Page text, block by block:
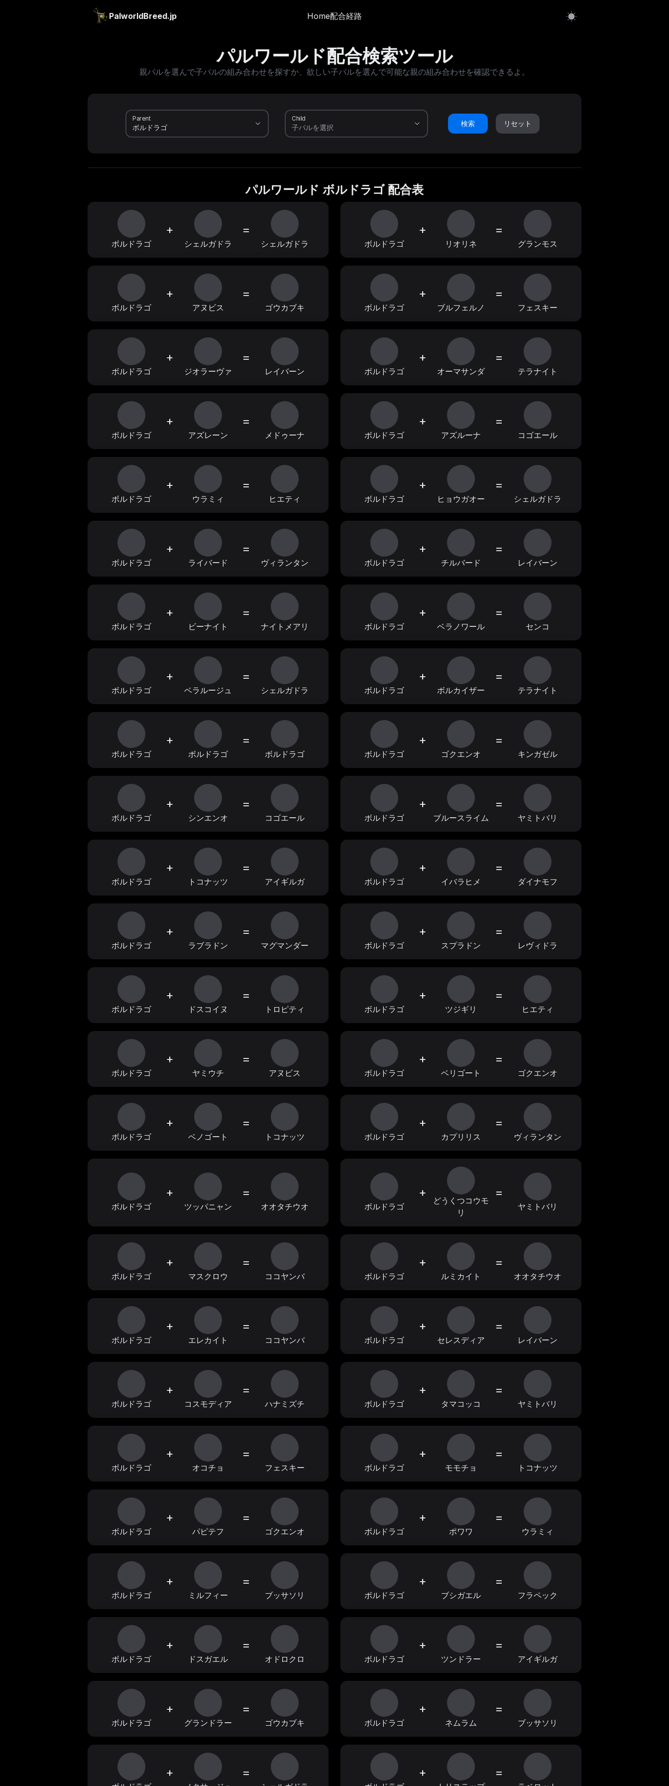
PalworldBreed.jp Home配合経路
パルワールド配合検索ツール
親パルを選んで子パルの組み合わせを探すか、欲しい子パルを選んで可能な親の組み合わせを確認できるよ。
Parent Child
検索 リセット
パルワールド ボルドラゴ 配合表
ボルドラゴ
+
シェルガドラ
=
シェルガドラ ボルドラゴ
+
リオリネ
=
グランモス
ボルドラゴ
+
アヌビス
=
ゴウカブキ ボルドラゴ
+
ブルフェルノ
=
フェスキー
ボルドラゴ
+
ジオラーヴァ
=
レイバーン ボルドラゴ
+
オーマサンダ
=
テラナイト
ボルドラゴ
+
アズレーン
=
メドゥーナ ボルドラゴ
+
アズルーナ
=
コゴエール
ボルドラゴ
+
ウラミィ
=
ヒエティ ボルドラゴ
+
ヒョウガオー
=
シェルガドラ
ボルドラゴ
+
ライバード
=
ヴィランタン ボルドラゴ
+
チルバード
=
レイバーン
ボルドラゴ
+
ビーナイト
=
ナイトメアリ ボルドラゴ
+
ベラノワール
=
センコ
ボルドラゴ
+
ベラルージュ
=
シェルガドラ ボルドラゴ
+
ボルカイザー
=
テラナイト
ボルドラゴ
+
ボルドラゴ
=
ボルドラゴ ボルドラゴ
+
ゴクエンオ
=
キンガゼル
ボルドラゴ
+
シンエンオ
=
コゴエール ボルドラゴ
+
ブルースライム
=
ヤミトバリ
ボルドラゴ
+
トコナッツ
=
アイギルガ ボルドラゴ
+
イバラヒメ
=
ダイナモフ
ボルドラゴ
+
ラブラドン
=
マグマンダー ボルドラゴ
+
スプラドン
=
レヴィドラ
ボルドラゴ
+
ドスコイヌ
=
トロピティ ボルドラゴ
+
ツジギリ
=
ヒエティ
ボルドラゴ
+
ヤミウチ
=
アヌビス ボルドラゴ
+
ベリゴート
=
ゴクエンオ
ボルドラゴ
+
ベノゴート
=
トコナッツ ボルドラゴ
+
カプリリス
=
ヴィランタン
ボルドラゴ
+
ツッパニャン
=
オオタチウオ ボルドラゴ
+
どうくつコウモ
リ
=
ヤミトバリ
ボルドラゴ
+
マスクロウ
=
ココヤンバ ボルドラゴ
+
ルミカイト
=
オオタチウオ
ボルドラゴ
+
エレカイト
=
ココヤンバ ボルドラゴ
+
セレスディア
=
レイバーン
ボルドラゴ
+
コスモディア
=
ハナミズチ ボルドラゴ
+
タマコッコ
=
ヤミトバリ
ボルドラゴ
+
オコチョ
=
フェスキー ボルドラゴ
+
モモチョ
=
トコナッツ
ボルドラゴ
+
パピテフ
=
ゴクエンオ ボルドラゴ
+
ポワワ
=
ウラミィ
ボルドラゴ
+
ミルフィー
=
ブッサソリ ボルドラゴ
+
ブシガエル
=
フラペック
ボルドラゴ
+
ドスガエル
=
オドロクロ ボルドラゴ
+
ツンドラー
=
アイギルガ
ボルドラゴ
+
グランドラー
=
ゴウカブキ ボルドラゴ
+
ネムラム
=
ブッサソリ
+ = + =